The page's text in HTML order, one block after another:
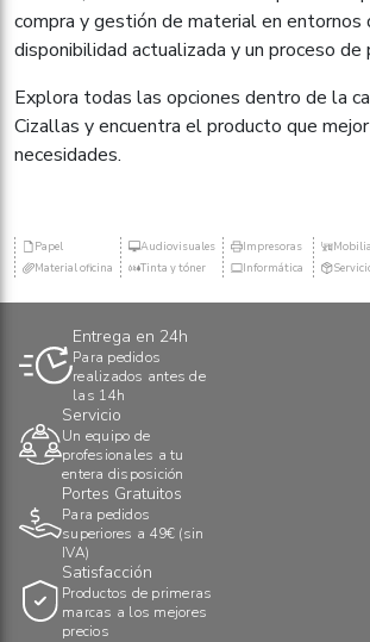
compra y gestión de material en entornos
disponibilidad actualizada y un proceso de
Explora todas las opciones dentro de la
Cizallas y encuentra el producto que
necesidades.
Papel
Material oficina
Audiovisuales
Tinta y tóner
Impresoras
Informática
Entrega en 24h
Para pedidos
realizados antes de
las 14h
Servicio
Un equipo de
profesionales a tu
entera disposición
Portes Gratuitos
Para pedidos
superiores a 49€ (sin
IVA)
Satisfacción
Productos de primeras
marcas a los mejores
precios